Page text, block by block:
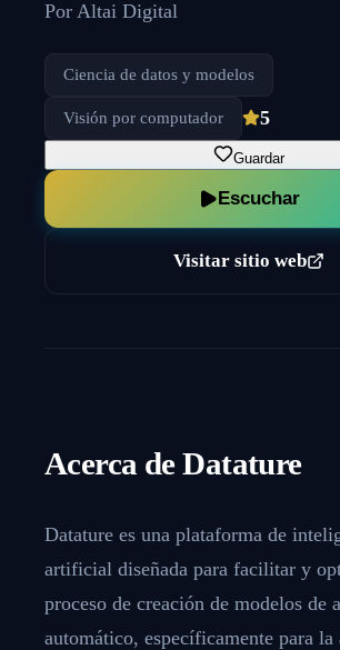
Por Altai Digital
Ciencia de datos y modelos
Visión por computador 5
Guardar
Escuchar
Visitar sitio web
Acerca de Datature
Datature es una plataforma de
artificial diseñada para facilitar y
proceso de creación de modelos de
automático, específicamente para